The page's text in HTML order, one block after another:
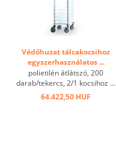
Védőhuzat tálcakocsihoz
egyszerhasználatos ...
polietilén átlátszó, 200
darab/tekercs, 2/1 kocsihoz ...
64.422,50 HUF